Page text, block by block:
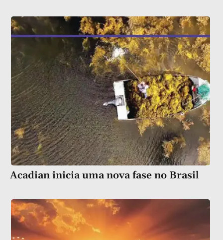
Acadian inicia uma nova fase no Brasil